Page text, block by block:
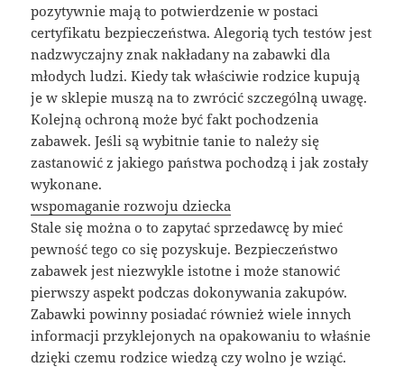
pozytywnie mają to potwierdzenie w postaci
certyfikatu bezpieczeństwa. Alegorią tych testów jest
nadzwyczajny znak nakładany na zabawki dla
młodych ludzi. Kiedy tak właściwie rodzice kupują
je w sklepie muszą na to zwrócić szczególną uwagę.
Kolejną ochroną może być fakt pochodzenia
zabawek. Jeśli są wybitnie tanie to należy się
zastanowić z jakiego państwa pochodzą i jak zostały
wykonane.
wspomaganie rozwoju dziecka
Stale się można o to zapytać sprzedawcę by mieć
pewność tego co się pozyskuje. Bezpieczeństwo
zabawek jest niezwykle istotne i może stanowić
pierwszy aspekt podczas dokonywania zakupów.
Zabawki powinny posiadać również wiele innych
informacji przyklejonych na opakowaniu to właśnie
dzięki czemu rodzice wiedzą czy wolno je wziąć.